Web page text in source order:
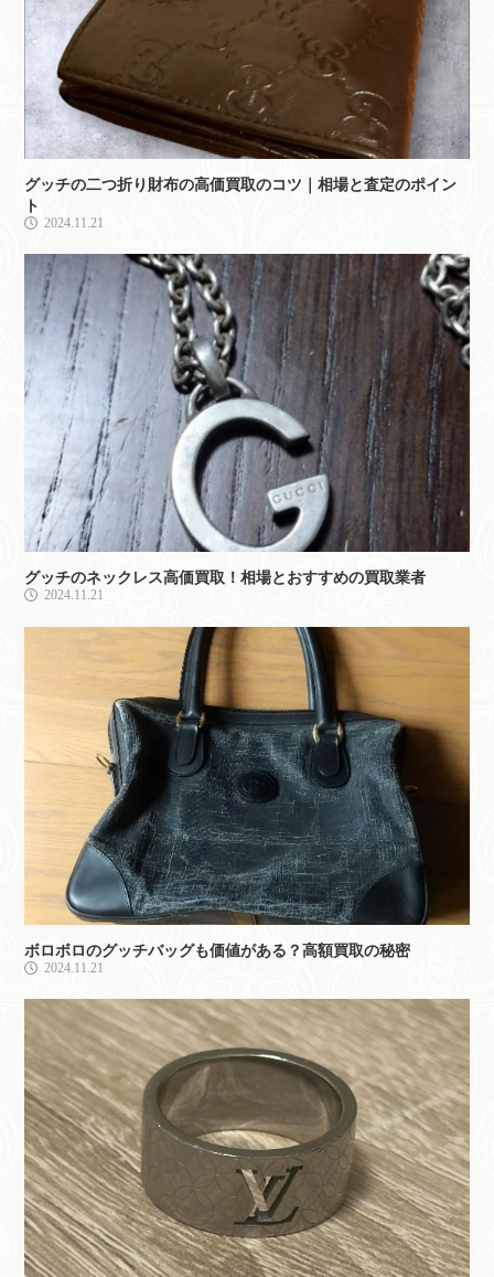
2024.11.21
グッチの二つ折り財布の高価買取のコツ｜相場と査定のポイン
ト
2024.11.21
グッチのネックレス高価買取！相場とおすすめの買取業者
2024.11.21
ボロボロのグッチバッグも価値がある？高額買取の秘密